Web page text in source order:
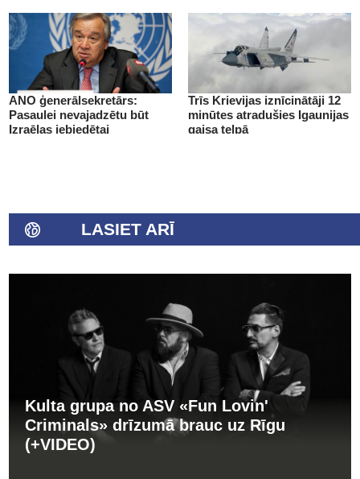
ANO ģenerālsekretārs:
Pasaulei nevajadzētu būt
Izraēlas iebiedētai
Trīs Krievijas iznīcinātāji 12
minūtes atradušies Igaunijas
gaisa telpā
LASIET ARĪ
Kulta grupa no ASV «Fun Lovin'
Criminals» drīzumā brauc uz Rīgu
(+VIDEO)